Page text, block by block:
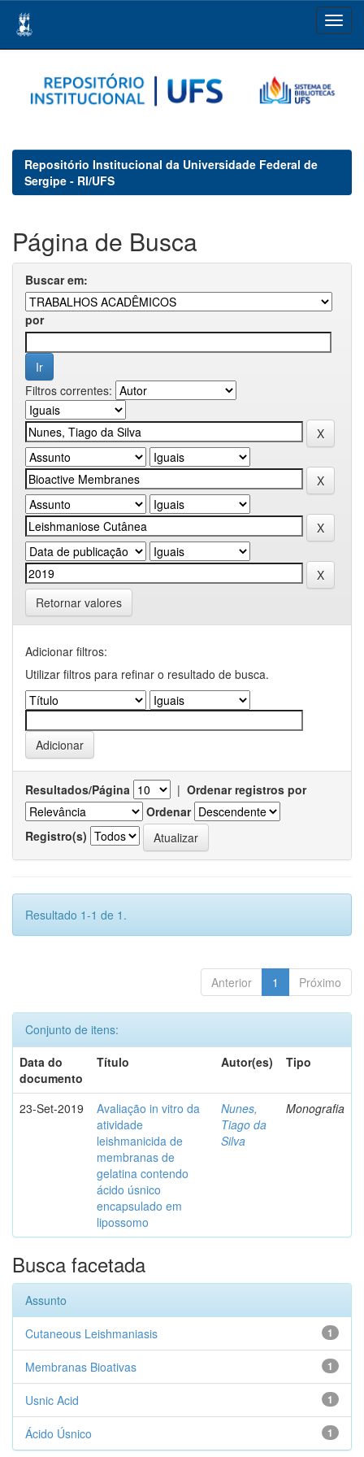
navigation
Repositório Institucional da Universidade Federal de
Sergipe - RI/UFS
Página de Busca
Buscar em:
por
Filtros correntes:
Retornar valores
Adicionar filtros:
Utilizar filtros para refinar o resultado de busca.
Resultados/Página | Ordenar registros por
Ordenar
Registro(s)
Resultado 1-1 de 1.
Anterior 1 Próximo
Conjunto de itens:
Data do
documento
Título Autor(es) Tipo
23-Set-2019
Avaliação in vitro da
atividade
leishmanicida de
membranas de
gelatina contendo
ácido úsnico
encapsulado em
lipossomo
Nunes,
Tiago da
Silva
Monografia
Busca facetada
Assunto
1
Cutaneous Leishmaniasis
1
Membranas Bioativas
1
Usnic Acid
1
Ácido Úsnico